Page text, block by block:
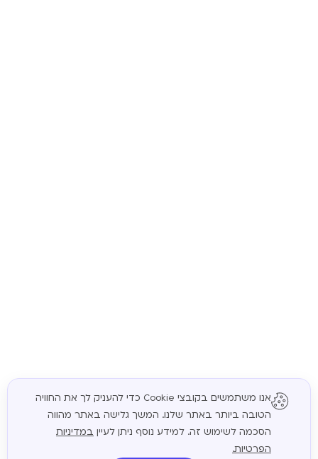
המשך
אנו משתמשים בקובצי Cookie כדי להעניק לך את החוויה
הטובה ביותר באתר שלנו. המשך גלישה באתר מהווה
הסכמה לשימוש זה. למידע נוסף ניתן לעיין במדיניות
הפרטיות.